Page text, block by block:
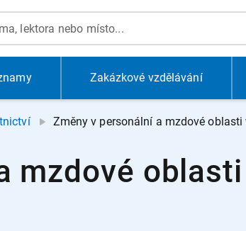
Zakázkové vzdělávání
Změny v personální a mzdové oblasti
mzdové oblasti